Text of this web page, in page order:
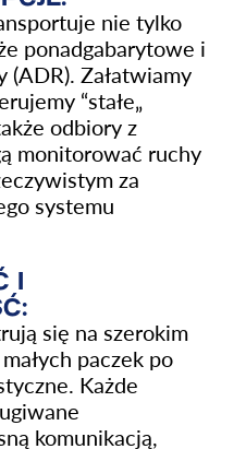
nie tylko
ponadgabarytowe i
Załatwiamy
“stałe„
odbiory z
monitorować ruchy
za
systemu
I
się na szerokim
paczek po
Każde
komunikacją,